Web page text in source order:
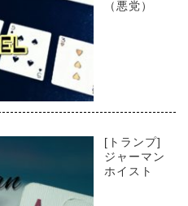
（悪党）
[トランプ]
ジャーマン
ホイスト